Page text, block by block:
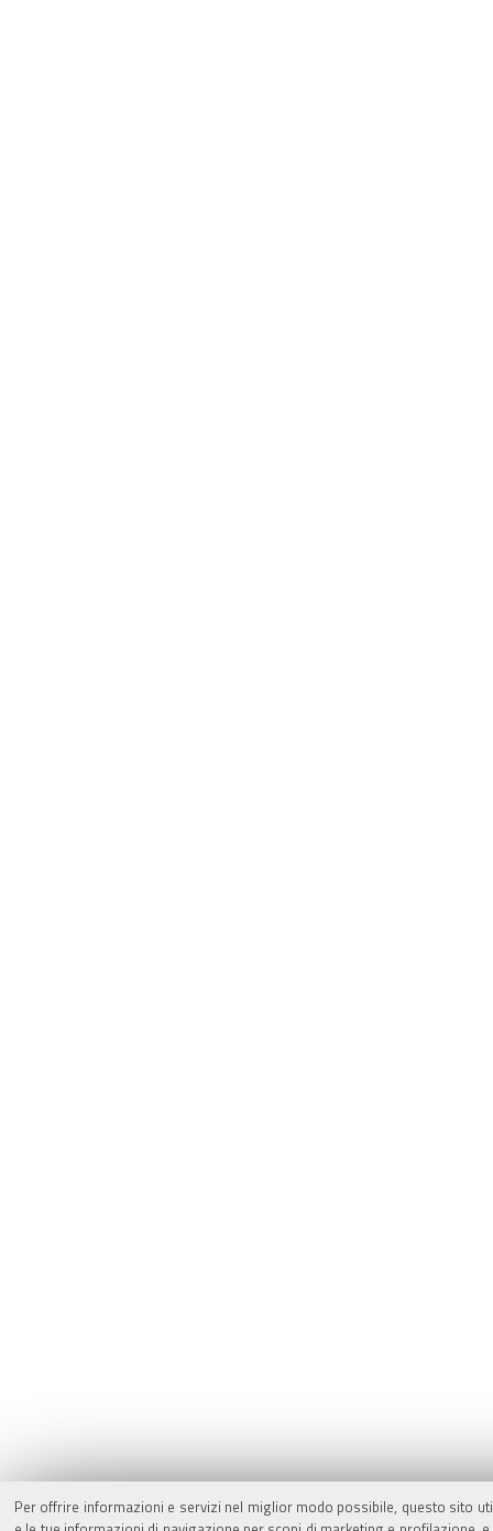
Per offrire informazioni e servizi nel miglior modo possibile, questo sito